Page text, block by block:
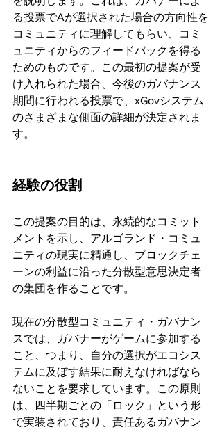
る投票でAが選択された場合の方向性を
コミュニティに理解してもらい、コミ
ュニティからのフィードバックを得る
ためのものです。この最初の提案が受
け入れられた場合、今後のガバナンス
期間に行われる投票で、xGovシステム
のさまざまな側面の詳細が決定されま
す。
経験の役割
この提案の目的は、永続的なコミット
メントを示し、アルゴランド・コミュ
ニティの現実に精通し、ブロックチェ
ーンの利益に沿った分散型意思決定者
の集団を作ることです。
現在の分散型コミュニティ・ガバナン
スでは、ガバナーがゲームに参加する
こと、つまり、自分の選択がエコシス
テムに及ぼす結果に耐えなければなら
ないことを要求しています。この原則
は、四半期ごとの「ロック」という形
で実装されており、責任あるガバナン